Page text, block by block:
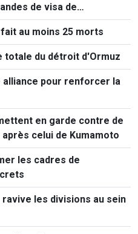
de visa de
au moins 25 morts
totale du détroit d'Ormuz
alliance pour renforcer la
en garde contre de
celui de Kumamoto
les cadres de
les divisions au sein